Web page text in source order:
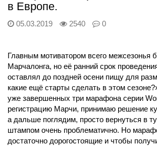
в Европе.
05.03.2019 2540 0
Главным мотиватором всего межсезонья
Марчалонга, но её ранний срок
оставлял до поздней осени пищу для
какие ещё старты сделать в этом
уже завершенных три марафона серии
регистрацию Марчи, принимаю решение
а дальше поглядим, просто вернуться в
штампом очень проблематично. Но
достаточно дорогостоящие и чтобы